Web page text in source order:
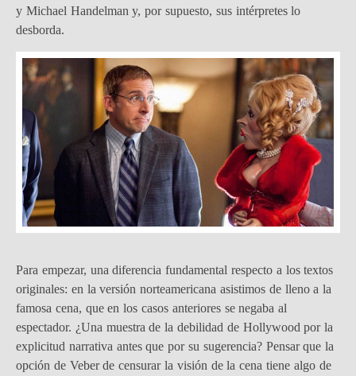
y Michael Handelman y, por supuesto, sus intérpretes lo
desborda.
Para empezar, una diferencia fundamental respecto a los textos
originales: en la versión norteamericana asistimos de lleno a la
famosa cena, que en los casos anteriores se negaba al
espectador. ¿Una muestra de la debilidad de Hollywood por la
explicitud narrativa antes que por su sugerencia? Pensar que la
opción de Veber de censurar la visión de la cena tiene algo de